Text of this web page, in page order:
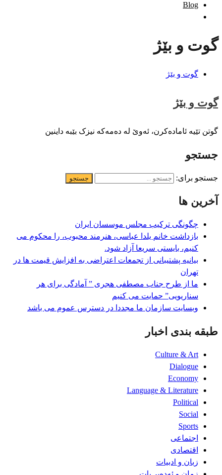
Blog
گوت و بێژ
گوت و بێژ
گوت و بێژ
گوتن تێیە ئامادەکرن، ئەوێ لە دەمەکە نیزک بێبە داینین
جستجو
جستجو برای:
آخرین ها
چگونگی ترکیب مجلس موسسان ایران
بازداشت خانم یلدا عباسی، هنرمند محبوب، را محکوم می
کنیم، بایستی سریعا آزاد شود.
بیانیه پشتیبانی از تجمعات اعتراضی به افزایش قیمت ها در
تھران
ما از طرح جناب مصطفی هجری ” آمادگی برای هر
سناریویی” حمایت می کنیم
وبسایت سازمان ما مجددا در دسترس عموم می باشد
طبقه بندی اخبار
Culture & Art
Dialogue
Economy
Language & Literature
Political
Social
Sports
اجتماعی
اقتصادی
زبان و ادبیات